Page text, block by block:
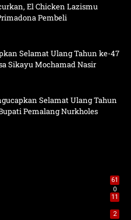
El Chicken Lazismu
Pembeli
Selamat Ulang Tahun ke-47
Sikayu Mochamad Nasir
Selamat Ulang Tahun
Pemalang Nurkholes
61
0
11
2